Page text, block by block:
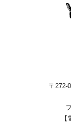
〒272-